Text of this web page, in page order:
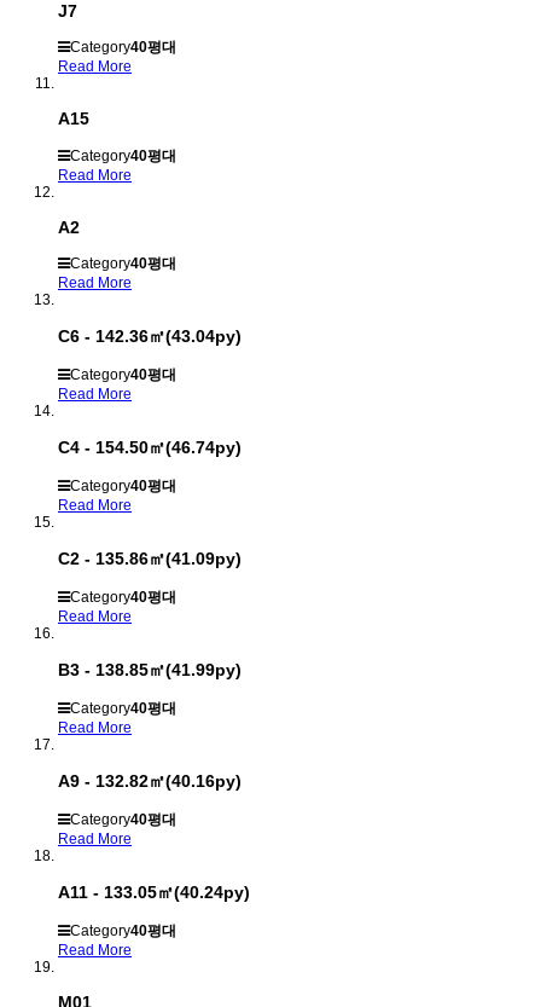
J7
Category40평대
Read More
A15
Category40평대
Read More
A2
Category40평대
Read More
C6 - 142.36㎡(43.04py)
Category40평대
Read More
C4 - 154.50㎡(46.74py)
Category40평대
Read More
C2 - 135.86㎡(41.09py)
Category40평대
Read More
B3 - 138.85㎡(41.99py)
Category40평대
Read More
A9 - 132.82㎡(40.16py)
Category40평대
Read More
A11 - 133.05㎡(40.24py)
Category40평대
Read More
M01